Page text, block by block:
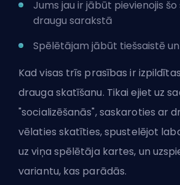
Jums jau ir jābūt pievienojis
draugu sarakstā
Spēlētājam jābūt tiešsaistē
Kad visas trīs prasības ir
drauga skatīšanu. Tikai ejiet uz
"socializēšanās", saskaroties ar
vēlaties skatīties, spustelējot
uz viņa spēlētāja kartes, un
variantu, kas parādās.